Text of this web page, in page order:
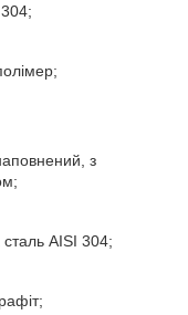
з
сталь AISI 304;